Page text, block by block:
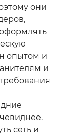
они
опытом и
и
сеть и